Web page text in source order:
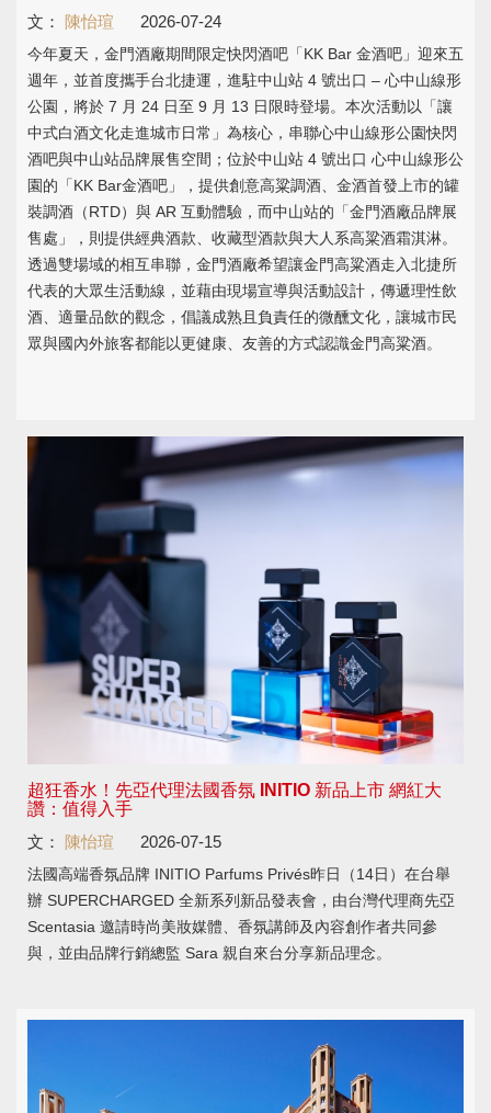
文：
陳怡瑄 2026-07-24
今年夏天，金門酒廠期間限定快閃酒吧「KK Bar 金酒吧」迎來五
週年，並首度攜手台北捷運，進駐中山站 4 號出口 – 心中山線形
公園，將於 7 月 24 日至 9 月 13 日限時登場。本次活動以「讓
中式白酒文化走進城市日常」為核心，串聯心中山線形公園快閃
酒吧與中山站品牌展售空間；位於中山站 4 號出口 心中山線形公
園的「KK Bar金酒吧」，提供創意高粱調酒、金酒首發上市的罐
裝調酒（RTD）與 AR 互動體驗，而中山站的「金門酒廠品牌展
售處」，則提供經典酒款、收藏型酒款與大人系高粱酒霜淇淋。
透過雙場域的相互串聯，金門酒廠希望讓金門高粱酒走入北捷所
代表的大眾生活動線，並藉由現場宣導與活動設計，傳遞理性飲
酒、適量品飲的觀念，倡議成熟且負責任的微醺文化，讓城市民
眾與國內外旅客都能以更健康、友善的方式認識金門高粱酒。
超狂香水！先亞代理法國香氛 INITIO 新品上市 網紅大
讚：值得入手
文：
陳怡瑄 2026-07-15
法國高端香氛品牌 INITIO Parfums Privés昨日（14日）在台舉
辦 SUPERCHARGED 全新系列新品發表會，由台灣代理商先亞
Scentasia 邀請時尚美妝媒體、香氛講師及內容創作者共同參
與，並由品牌行銷總監 Sara 親自來台分享新品理念。